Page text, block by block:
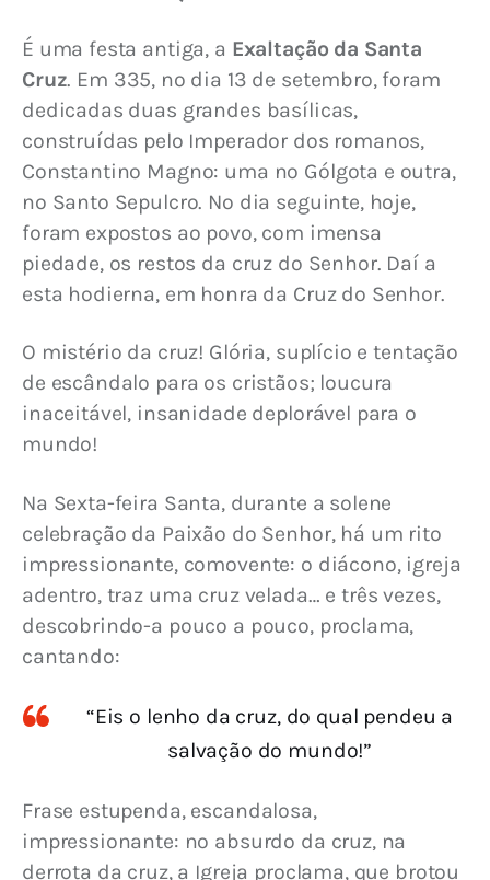
É uma festa antiga, a Exaltação da Santa
Cruz. Em 335, no dia 13 de setembro, foram
dedicadas duas grandes basílicas,
construídas pelo Imperador dos romanos,
Constantino Magno: uma no Gólgota e outra,
no Santo Sepulcro. No dia seguinte, hoje,
foram expostos ao povo, com imensa
piedade, os restos da cruz do Senhor. Daí a
esta hodierna, em honra da Cruz do Senhor.
O mistério da cruz! Glória, suplício e tentação
de escândalo para os cristãos; loucura
inaceitável, insanidade deplorável para o
mundo!
Na Sexta-feira Santa, durante a solene
celebração da Paixão do Senhor, há um rito
impressionante, comovente: o diácono, igreja
adentro, traz uma cruz velada… e três vezes,
descobrindo-a pouco a pouco, proclama,
cantando:
“Eis o lenho da cruz, do qual pendeu a
salvação do mundo!”
Frase estupenda, escandalosa,
impressionante: no absurdo da cruz, na
derrota da cruz, a Igreja proclama, que brotou